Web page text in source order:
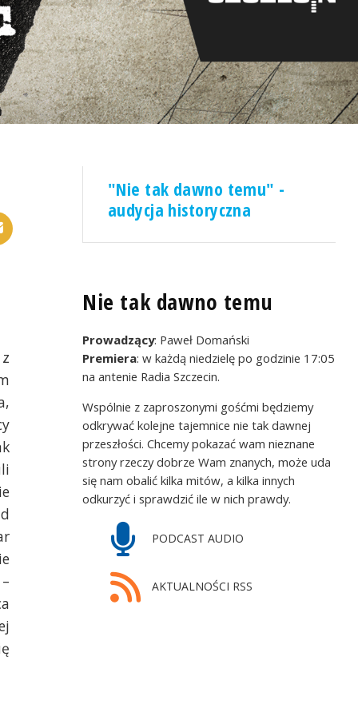
"Nie tak dawno temu" -
audycja historyczna
Nie tak dawno temu
Prowadzący: Paweł Domański
Premiera: w każdą niedzielę po godzinie 17:05
na antenie Radia Szczecin.
Wspólnie z zaproszonymi gośćmi będziemy
odkrywać kolejne tajemnice nie tak dawnej
przeszłości. Chcemy pokazać wam nieznane
strony rzeczy dobrze Wam znanych, może uda
się nam obalić kilka mitów, a kilka innych
odkurzyć i sprawdzić ile w nich prawdy.
PODCAST AUDIO
AKTUALNOŚCI RSS